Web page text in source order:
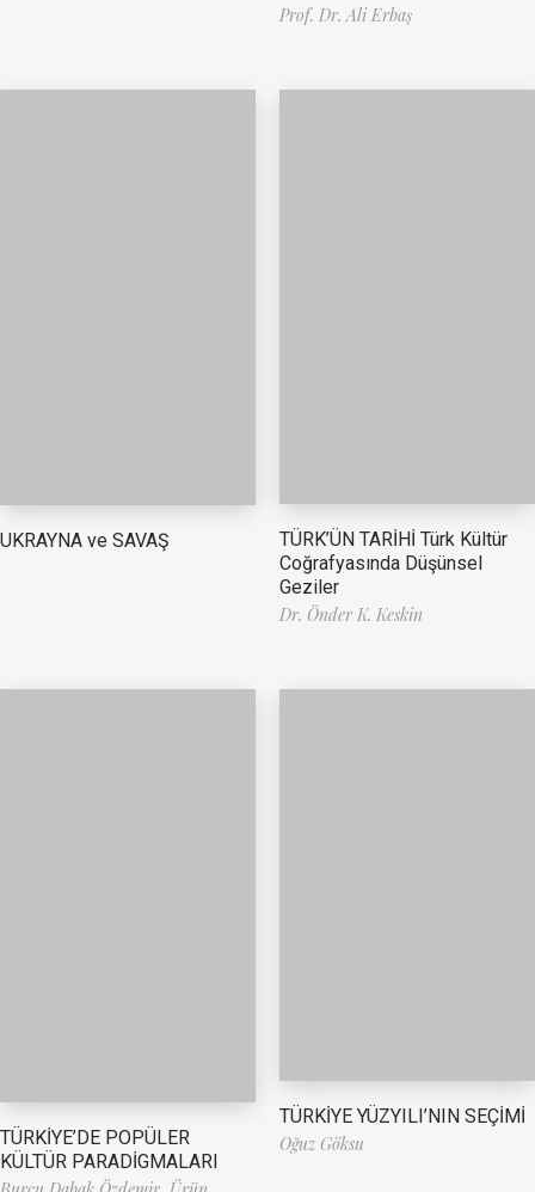
Prof. Dr. Ali Erbaş
UKRAYNA ve SAVAŞ
TÜRK’ÜN TARİHİ Türk Kültür
Coğrafyasında Düşünsel
Geziler
Dr. Önder K. Keskin
TÜRKİYE’DE POPÜLER
KÜLTÜR PARADİGMALARI
TÜRKİYE YÜZYILI’NIN SEÇİMİ
Oğuz Göksu